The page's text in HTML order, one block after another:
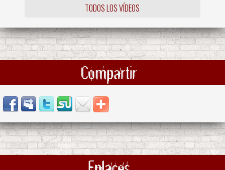
TODOS LOS VÍDEOS
Compartir